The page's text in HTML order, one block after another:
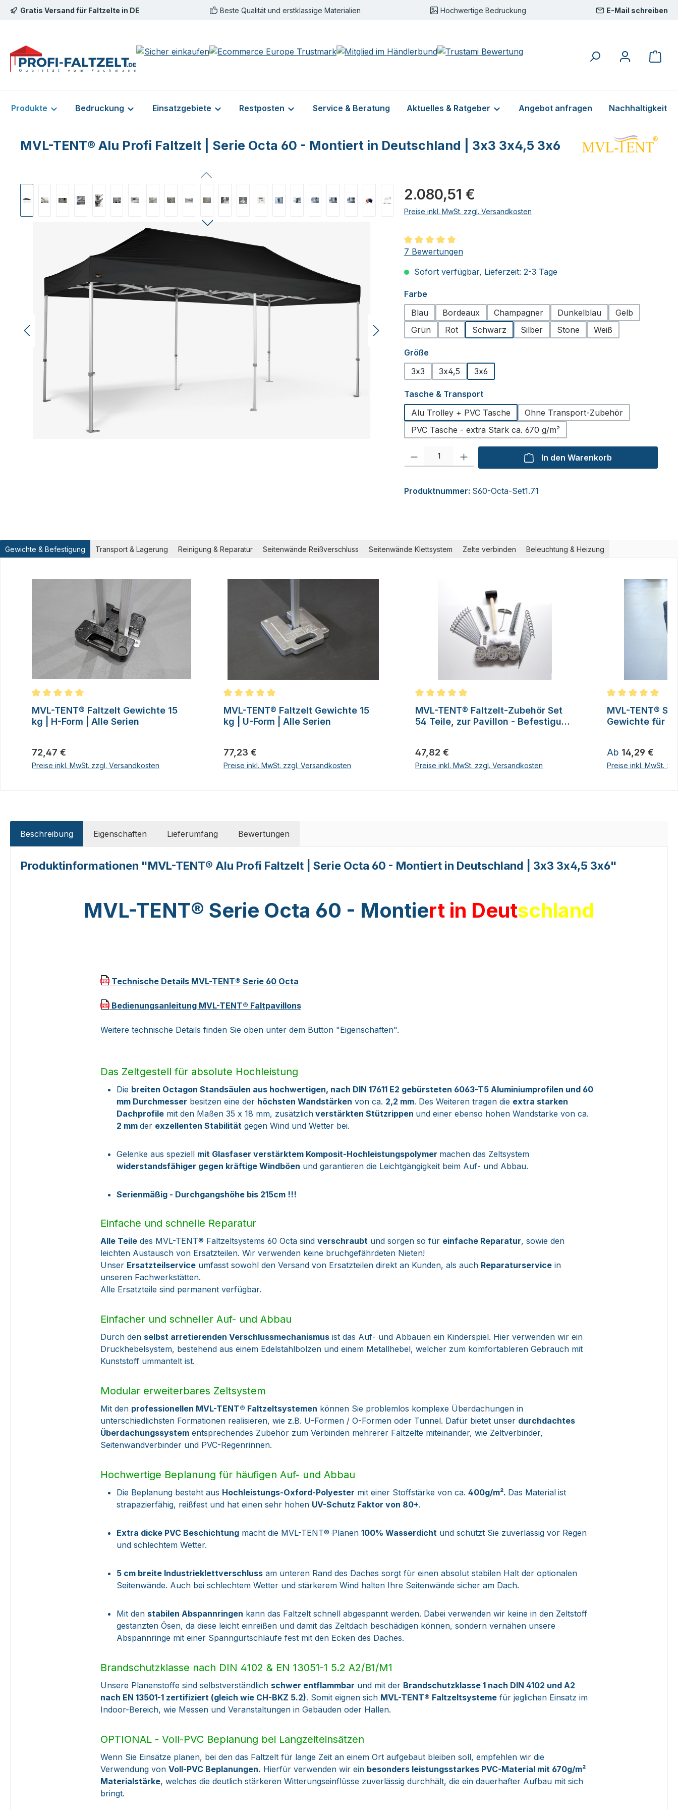
Hauptinhalt springen
Zur Suche springen
Zur Hauptnavigation springen
Gratis Versand für Faltzelte in DE Beste Qualität und erstklassige Materialien Hochwertige Bedruckung E-Mail schreiben
Produkte Bedruckung Einsatzgebiete Restposten Service & Beratung Aktuelles & Ratgeber Angebot anfragen Nachhaltigkeit
MVL-TENT® Alu Profi Faltzelt | Serie Octa 60 - Montiert in Deutschland | 3x3 3x4,5 3x6
Regulärer Preis:
2.080,51 €
Preise inkl. MwSt. zzgl. Versandkosten
Durchschnittliche Bewertung von 5 von 5 Sternen
7 Bewertungen
Sofort verfügbar, Lieferzeit: 2-3 Tage
Farbeauswählen
Blau
Bordeaux Champagner Dunkelblau
Gelb
Grün
Rot Schwarz Silber Stone Weiß
Größeauswählen
3x3
3x4,5 3x6
Tasche & Transportauswählen
Alu Trolley + PVC Tasche
Ohne Transport-Zubehör
PVC Tasche - extra Stark ca. 670 g/m²
Produkt Anzahl: Gib den gewünschten Wert ein oder benutze die Schaltflächen
In den Warenkorb
Produktnummer: S60-Octa-Set1.71
Gewichte & Befestigung Transport & Lagerung Reinigung & Reparatur Seitenwände Reißverschluss Seitenwände Klettsystem Zelte verbinden Beleuchtung & Heizung
Durchschnittliche Bewertung von 5 von 5 Sternen
MVL-TENT® Faltzelt Gewichte 15
kg | H-Form | Alle Serien
Regulärer Preis:
72,47 €
Preise inkl. MwSt. zzgl. Versandkosten
Durchschnittliche Bewertung von 5 von 5 Sternen
MVL-TENT® Faltzelt Gewichte 15
kg | U-Form | Alle Serien
Regulärer Preis:
77,23 €
Preise inkl. MwSt. zzgl. Versandkosten
Durchschnittliche Bewertung von 5 von 5 Sternen
MVL-TENT® Faltzelt-Zubehör Set
54 Teile, zur Pavillon - Befestigung
Regulärer Preis:
47,82 €
Preise inkl. MwSt. zzgl. Versandkosten
Durchschnittliche
MVL-TENT®
Gewichte für
Regulärer Preis:
Ab 14,29 €
Preise inkl. MwSt.
Beschreibung Eigenschaften Lieferumfang Bewertungen
Produktinformationen "MVL-TENT® Alu Profi Faltzelt | Serie Octa 60 - Montiert in Deutschland | 3x3 3x4,5 3x6"
MVL-TENT® Serie Octa 60 - Montiert in Deutschland
Technische Details MVL-TENT® Serie 60 Octa
Bedienungsanleitung MVL-TENT® Faltpavillons
Weitere technische Details finden Sie oben unter dem Button "Eigenschaften".
Das Zeltgestell für absolute Hochleistung
Die breiten Octagon Standsäulen aus hochwertigen, nach DIN 17611 E2 gebürsteten 6063-T5 Aluminiumprofilen und 60
mm Durchmesser besitzen eine der höchsten Wandstärken von ca. 2,2 mm. Des Weiteren tragen die extra starken
Dachprofile mit den Maßen 35 x 18 mm, zusätzlich verstärkten Stützrippen und einer ebenso hohen Wandstärke von ca.
2 mmder exzellenten Stabilität gegen Wind und Wetter bei.
Gelenke aus speziell mit Glasfaser verstärktem Komposit-Hochleistungspolymer machen das Zeltsystem
widerstandsfähiger gegen kräftige Windböen und garantieren die Leichtgängigkeit beim Auf- und Abbau.
Serienmäßig - Durchgangshöhe bis 215cm !!!
Einfache und schnelle Reparatur
Alle Teile des MVL-TENT® Faltzeltsystems 60 Octa sindverschraubt und sorgen so für einfache Reparatur, sowie den
leichten Austausch von Ersatzteilen. Wir verwenden keine bruchgefährdeten Nieten!
Unser Ersatzteilservice umfasst sowohl den Versand von Ersatzteilen direkt an Kunden, als auch Reparaturservice in
unseren Fachwerkstätten.
Alle Ersatzteile sind permanent verfügbar.
Einfacher und schneller Auf- und Abbau
Durch den selbst arretierenden Verschlussmechanismus ist das Auf- und Abbauen ein Kinderspiel. Hier verwenden wir ein
Druckhebelsystem, bestehend aus einem Edelstahlbolzen und einem Metallhebel, welcher zum komfortableren Gebrauch mit
Kunststoff ummantelt ist.
Modular erweiterbares Zeltsystem
Mit den professionellen MVL-TENT® Faltzeltsystemen können Sie problemlos komplexe Überdachungen in
unterschiedlichsten Formationen realisieren, wie z.B. U-Formen / O-Formen oder Tunnel. Dafür bietet unser durchdachtes
Überdachungssystem entsprechendes Zubehör zum Verbinden mehrerer Faltzelte miteinander, wie Zeltverbinder,
Seitenwandverbinder und PVC-Regenrinnen.
Hochwertige Beplanung für häufigen Auf- und Abbau
Die Beplanung besteht aus Hochleistungs-Oxford-Polyester mit einer Stoffstärke von ca.400g/m². Das Material ist
strapazierfähig, reißfest und hat einen sehr hohen UV-Schutz Faktor von 80+.
Extra dicke PVC Beschichtung macht die MVL-TENT® Planen100% Wasserdicht und schützt Sie zuverlässig vor Regen
und schlechtem Wetter.
5 cm breite Industrieklettverschluss am unteren Rand des Daches sorgt für einen absolut stabilen Halt der optionalen
Seitenwände. Auch bei schlechtem Wetter und stärkerem Wind halten Ihre Seitenwände sicher am Dach.
Mit den stabilen Abspannringen kann das Faltzelt schnell abgespannt werden. Dabei verwenden wir keine in den Zeltstoff
gestanzten Ösen, da diese leicht einreißen und damit das Zeltdach beschädigen können, sondern vernähen unsere
Abspannringe mit einer Spanngurtschlaufe fest mit den Ecken des Daches.
Brandschutzklasse nach DIN 4102 & EN 13051-1 5.2 A2/B1/M1
Unsere Planenstoffe sind selbstverständlich schwer entflammbar und mit der Brandschutzklasse1 nach DIN 4102 und A2
nach EN 13501-1 zertifiziert (gleich wie CH-BKZ 5.2). Somit eignen sich MVL-TENT® Faltzeltsysteme für jeglichen Einsatz im
Indoor-Bereich, wie Messen und Veranstaltungen in Gebäuden oder Hallen.
OPTIONAL - Voll-PVC Beplanung bei Langzeiteinsätzen
Wenn Sie Einsätze planen, bei den das Faltzelt für lange Zeit an einem Ort aufgebaut bleiben soll, empfehlen wir die
Verwendung vonVoll-PVC Beplanungen. Hierfür verwenden wir ein besonders leistungsstarkes PVC-Material mit 670g/m²
Materialstärke, welches die deutlich stärkeren Witterungseinflüsse zuverlässig durchhält, die ein dauerhafter Aufbau mit sich
bringt.